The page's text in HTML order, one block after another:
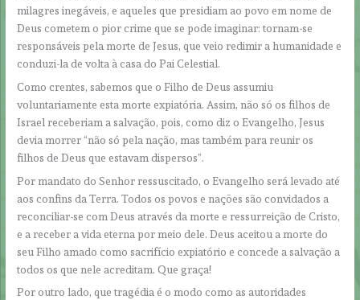
milagres inegáveis, e aqueles que presidiam ao povo em nome de
Deus cometem o pior crime que se pode imaginar: tornam-se
responsáveis pela morte de Jesus, que veio redimir a humanidade e
conduzi-la de volta à casa do Pai Celestial.
Como crentes, sabemos que o Filho de Deus assumiu
voluntariamente esta morte expiatória. Assim, não só os filhos de
Israel receberiam a salvação, pois, como diz o Evangelho, Jesus
devia morrer “não só pela nação, mas também para reunir os
filhos de Deus que estavam dispersos”.
Por mandato do Senhor ressuscitado, o Evangelho será levado até
aos confins da Terra. Todos os povos e nações são convidados a
reconciliar-se com Deus através da morte e ressurreição de Cristo,
e a receber a vida eterna por meio dele. Deus aceitou a morte do
seu Filho amado como sacrifício expiatório e concede a salvação a
todos os que nele acreditam. Que graça!
Por outro lado, que tragédia é o modo como as autoridades